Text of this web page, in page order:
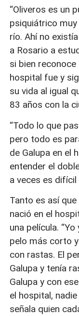
“Oliveros es un
psiquiátrico
río. Ahí no
a Rosario a
si bien reconoce
hospital fue y
su vida al igual
83 años con la
“Todo lo que
pero todo es
de Galupa en el
entender el
a veces es difícil
Tanto es así
nació en el
una película.
pelo más corto
con rastas. El
Galupa y tenía
Galupa y con
el hospital,
señala quien